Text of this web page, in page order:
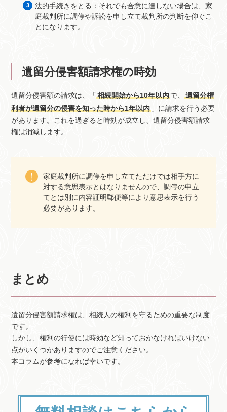
法的手続きをとる：それでも合意に達しない場合は、家
庭裁判所に調停や訴訟を申し立て裁判所の判断を仰ぐこ
とになります。
遺留分侵害額請求権の時効
遺留分侵害額の請求は、「相続開始から10年以内で、遺留分権
利者が遺留分の侵害を知った時から1年以内 」に請求を行う必要
があります。これを過ぎると時効が成立し、遺留分侵害額請求
権は消滅します。
家庭裁判所に調停を申し立てただけでは相手方に
対する意思表示とはなりませんので、調停の申立
てとは別に内容証明郵便等により意思表示を行う
必要があります。
まとめ
遺留分侵害額請求権は、相続人の権利を守るための重要な制度
です。
しかし、権利の行使には時効など知っておかなければいけない
点がいくつかありますのでご注意ください。
本コラムが参考になれば幸いです。